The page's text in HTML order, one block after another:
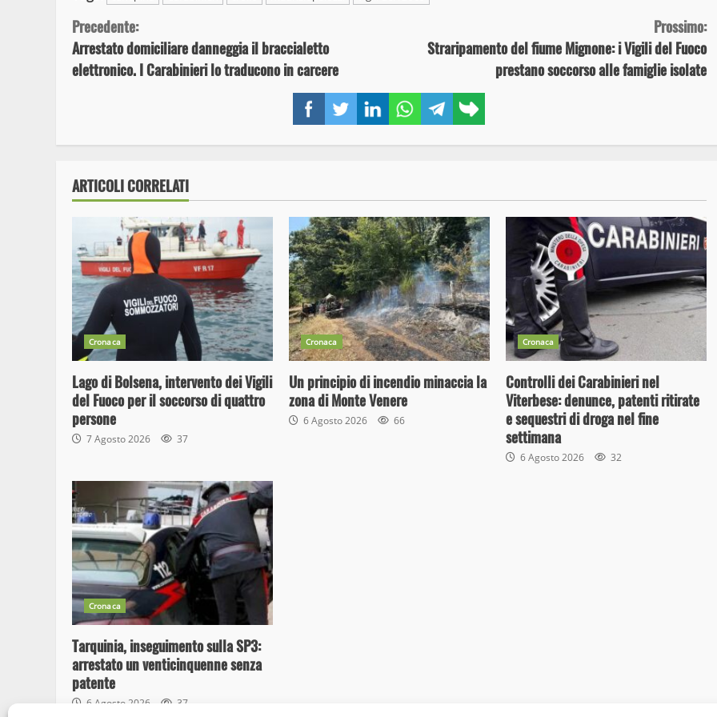
FacebookTwitterLinkedInWhatsAppTelegram
link
Continue
Reading
Precedente:
Arrestato domiciliare danneggia il braccialetto
elettronico. I Carabinieri lo traducono in carcere
Prossimo:
Straripamento del fiume Mignone: i Vigili del Fuoco
prestano soccorso alle famiglie isolate
ARTICOLI CORRELATI
Cronaca
Lago di Bolsena, intervento dei Vigili
del Fuoco per il soccorso di quattro
persone
7 Agosto 2026 37
Cronaca
Un principio di incendio minaccia la
zona di Monte Venere
6 Agosto 2026 66
Cronaca
Controlli dei Carabinieri nel
Viterbese: denunce, patenti ritirate
e sequestri di droga nel fine
settimana
6 Agosto 2026 32
Cronaca
Tarquinia, inseguimento sulla SP3:
arrestato un venticinquenne senza
patente
6 Agosto 2026 37